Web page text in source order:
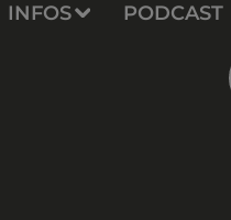
INFOS PODCAST